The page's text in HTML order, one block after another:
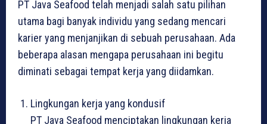
PT Java Seafood telah menjadi salah satu pilihan
utama bagi banyak individu yang sedang mencari
karier yang menjanjikan di sebuah perusahaan. Ada
beberapa alasan mengapa perusahaan ini begitu
diminati sebagai tempat kerja yang diidamkan.
Lingkungan kerja yang kondusif
PT Java Seafood menciptakan lingkungan kerja